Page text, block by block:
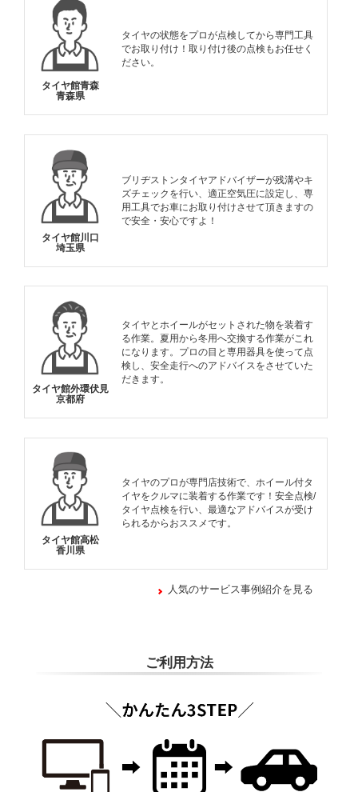
タイヤ館青森
青森県
タイヤの状態をプロが点検してから専門工具
でお取り付け！取り付け後の点検もお任せく
ださい。
タイヤ館川口
埼玉県
ブリヂストンタイヤアドバイザーが残溝やキ
ズチェックを行い、適正空気圧に設定し、専
用工具でお車にお取り付けさせて頂きますの
で安全・安心ですよ！
タイヤ館外環伏見
京都府
タイヤとホイールがセットされた物を装着す
る作業。夏用から冬用へ交換する作業がこれ
になります。プロの目と専用器具を使って点
検し、安全走行へのアドバイスをさせていた
だきます。
タイヤ館高松
香川県
タイヤのプロが専門店技術で、ホイール付タ
イヤをクルマに装着する作業です！安全点検/
タイヤ点検を行い、最適なアドバイスが受け
られるからおススメです。
人気のサービス事例紹介を見る
ご利用方法